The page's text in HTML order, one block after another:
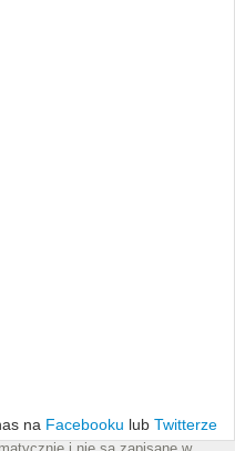
na Facebooku lub Twitterze